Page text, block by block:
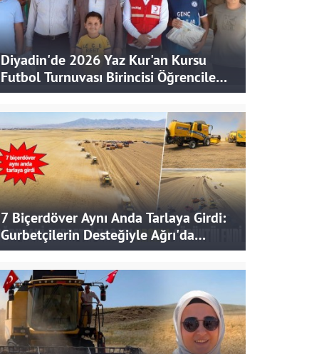
Diyadin'de 2026 Yaz Kur'an Kursu
Futbol Turnuvası Birincisi Öğrencilere
Hediye
7 Biçerdöver Aynı Anda Tarlaya Girdi:
Gurbetçilerin Desteğiyle Ağrı'da
Bereketli Hasat